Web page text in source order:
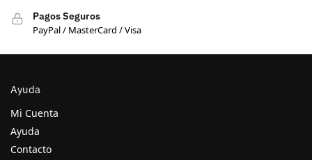
Pagos Seguros
PayPal / MasterCard / Visa
Ayuda
Mi Cuenta
Ayuda
Contacto